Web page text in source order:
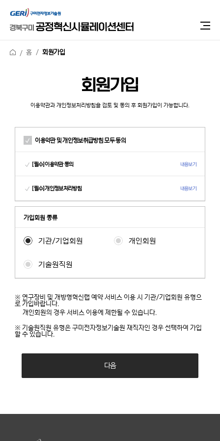
홈 회원가입
회원가입
이용약관과 개인정보처리방침을 검토 및 동의 후 회원가입이 가능합니다.
이용약관 및 개인정보취급방침 모두 동의
[필수]이용약관 동의 내용보기
[필수]개인정보처리방침 내용보기
가입회원 종류
기관/기업회원 개인회원
기술원직원
※ 연구장비 및 개방형혁신랩 예약 서비스 이용 시 기관/기업회원 유형으
로 가입바랍니다.
개인회원의 경우 서비스 이용에 제한될 수 있습니다.
※ 기술원직원 유형은 구미전자정보기술원 재직자인 경우 선택하여 가입
할 수 있습니다.
다음